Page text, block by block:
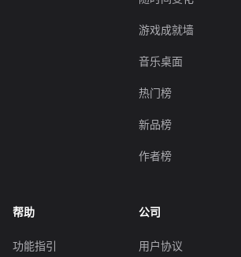
游戏成就墙
音乐桌面
热门榜
新品榜
作者榜
帮助
功能指引
公司
用户协议